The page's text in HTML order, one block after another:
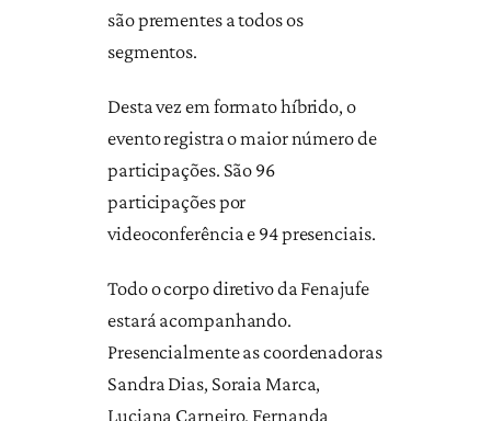
são prementes a todos os
segmentos.
Desta vez em formato híbrido, o
evento registra o maior número de
participações. São 96
participações por
videoconferência e 94 presenciais.
Todo o corpo diretivo da Fenajufe
estará acompanhando.
Presencialmente as coordenadoras
Sandra Dias, Soraia Marca,
Luciana Carneiro, Fernanda